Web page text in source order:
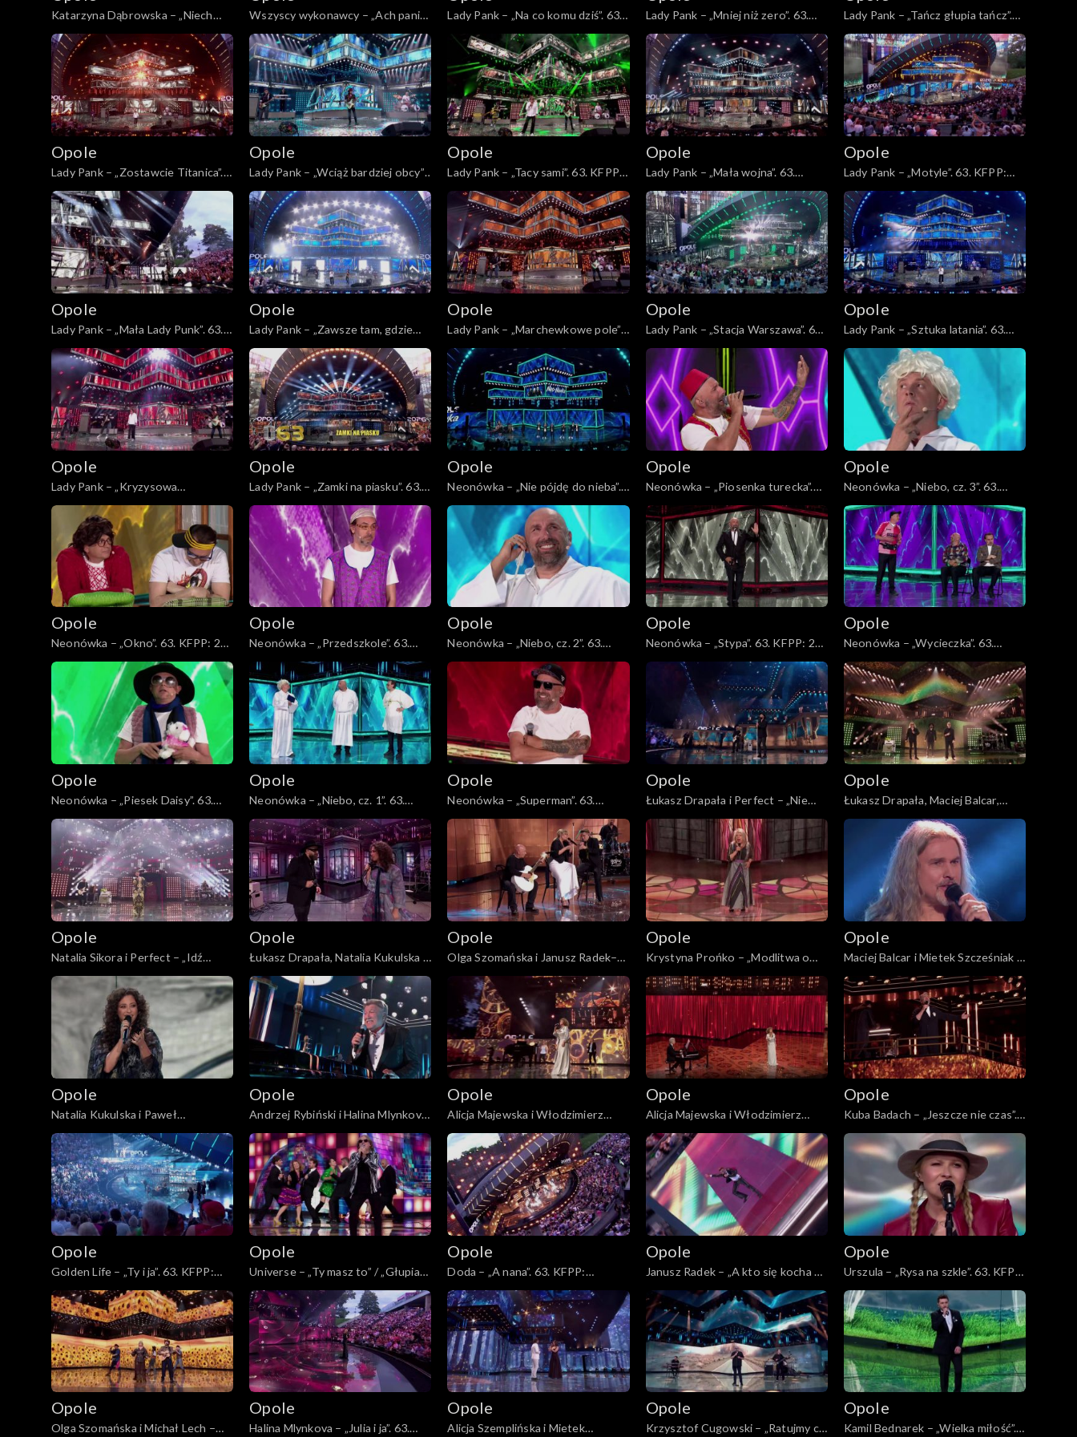
Opole 2009
Opole 2008
Opole 2007
Opole 2006
Opole 2005
Opole 2004
Majewska & Korcz okrągłe 45!
Opolskie archiwum
Opole 2003
Katarzyna Dąbrowska – „Niech
żyje bal”. 63. KFPP: „Kiedy mnie już
nie będzie...”. Koncert w hołdzie
Magdzie Umer i Agnieszce
Osieckiej
Wszyscy wykonawcy – „Ach panie,
panowie”. 63. KFPP: „Kiedy mnie
już nie będzie...”. Koncert w
hołdzie Magdzie Umer i Agnieszce
Osieckiej
Lady Pank – „Na co komu dziś”. 63.
KFPP: Jubileusz 45-lecia zespołu
Lady Pank
Lady Pank – „Mniej niż zero”. 63.
KFPP: Jubileusz 45-lecia zespołu
Lady Pank
Lady Pank – „Tańcz głupia tańcz”.
63. KFPP: Jubileusz 45-lecia
zespołu Lady Pank
Opole
Lady Pank – „Zostawcie Titanica”.
63. KFPP: Jubileusz 45-lecia
zespołu Lady Pank
Opole
Lady Pank – „Wciąż bardziej obcy”.
63. KFPP: Jubileusz 45-lecia
zespołu Lady Pank
Opole
Lady Pank – „Tacy sami”. 63. KFPP:
Jubileusz 45-lecia zespołu Lady
Pank
Opole
Lady Pank – „Mała wojna”. 63.
KFPP: Jubileusz 45-lecia zespołu
Lady Pank
Opole
Lady Pank – „Motyle”. 63. KFPP:
Jubileusz 45-lecia zespołu Lady
Pank
Opole
Lady Pank – „Mała Lady Punk”. 63.
KFPP: Jubileusz 45-lecia zespołu
Lady Pank
Opole
Lady Pank – „Zawsze tam, gdzie
Ty”. 63. KFPP: Jubileusz 45-lecia
zespołu Lady Pank
Opole
Lady Pank – „Marchewkowe pole”.
63. KFPP: Jubileusz 45-lecia
zespołu Lady Pank
Opole
Lady Pank – „Stacja Warszawa”. 63.
KFPP: Jubileusz 45-lecia zespołu
Lady Pank
Opole
Lady Pank – „Sztuka latania”. 63.
KFPP: Jubileusz 45-lecia zespołu
Lady Pank
Opole
Lady Pank – „Kryzysowa
narzeczona”. 63. KFPP: Jubileusz
45-lecia zespołu Lady Pank
Opole
Lady Pank – „Zamki na piasku”. 63.
KFPP: Jubileusz 45-lecia zespołu
Lady Pank
Opole
Neonówka – „Nie pójdę do nieba”.
63. KFPP: 26 lat kabaretu Neo-
Nówka
Opole
Neonówka – „Piosenka turecka”.
63. KFPP: 26 lat kabaretu Neo-
Nówka
Opole
Neonówka – „Niebo, cz. 3”. 63.
KFPP: 26 lat kabaretu Neo-Nówka
Opole
Neonówka – „Okno”. 63. KFPP: 26
lat kabaretu Neo-Nówka
Opole
Neonówka – „Przedszkole”. 63.
KFPP: 26 lat kabaretu Neo-Nówka
Opole
Neonówka – „Niebo, cz. 2”. 63.
KFPP: 26 lat kabaretu Neo-Nówka
Opole
Neonówka – „Stypa”. 63. KFPP: 26
lat kabaretu Neo-Nówka
Opole
Neonówka – „Wycieczka”. 63.
KFPP: 26 lat kabaretu Neo-Nówka
Opole
Neonówka – „Piesek Daisy”. 63.
KFPP: 26 lat kabaretu Neo-Nówka
Opole
Neonówka – „Niebo, cz. 1”. 63.
KFPP: 26 lat kabaretu Neo-Nówka
Opole
Neonówka – „Superman”. 63.
KFPP: 26 lat kabaretu Neo-Nówka
Opole
Łukasz Drapała i Perfect – „Nie
płacz Ewka”. 63. KFPP: Koncert
„Autobiografia. Jubileusz Bogdana
Olewicza”
Opole
Łukasz Drapała, Maciej Balcar,
Kuba Badach i Perfect –
„Autobiografia”. 63. KFPP:
Koncert „Autobiografia. Jubileusz
Bogdana Olewicza”
Opole
Natalia Sikora i Perfect – „Idź
precz”. 63. KFPP: Koncert
„Autobiografia. Jubileusz Bogdana
Olewicza”
Opole
Łukasz Drapała, Natalia Kukulska i
Perfect – „Niewiele ci mogę dać”.
63. KFPP: Koncert „Autobiografia.
Jubileusz Bogdana Olewicza”
Opole
Olga Szomańska i Janusz Radek–
„Kołysanka dla nieznajomej”. 63.
KFPP: Koncert „Autobiografia.
Jubileusz Bogdana Olewicza”
Opole
Krystyna Prońko – „Modlitwa o
miłość prawdziwą”. 63. KFPP:
Koncert „Autobiografia. Jubileusz
Bogdana Olewicza”
Opole
Maciej Balcar i Mietek Szcześniak –
„Niepokonani”. 63. KFPP: Koncert
„Autobiografia. Jubileusz Bogdana
Olewicza”
Opole
Natalia Kukulska i Paweł
Tomaszewski – „Tylko mnie poproś
do tańca”. 63. KFPP: Koncert
„Autobiografia. Jubileusz Bogdana
Olewicza”
Opole
Andrzej Rybiński i Halina Mlynkova
– „Czas relaksu”. 63. KFPP:
Koncert „Autobiografia. Jubileusz
Bogdana Olewicza”
Opole
Alicja Majewska i Włodzimierz
Korcz – „Na przekór wszystkim
będę spać”. 63. KFPP: Koncert
„Autobiografia. Jubileusz Bogdana
Olewicza”
Opole
Alicja Majewska i Włodzimierz
Korcz – „Pamiętam Ciebie z
tamtych lat”. 63. KFPP: Koncert
„Autobiografia. Jubileusz Bogdana
Olewicza”
Opole
Kuba Badach – „Jeszcze nie czas”.
63. KFPP: Koncert „Autobiografia.
Jubileusz Bogdana Olewicza”
Opole
Golden Life – „Ty i ja”. 63. KFPP:
Koncert „Autobiografia. Jubileusz
Bogdana Olewicza”
Opole
Universe – „Ty masz to” / „Głupia
żaba”. 63. KFPP: Koncert
„Autobiografia. Jubileusz Bogdana
Olewicza”
Opole
Doda – „A nana”. 63. KFPP:
Koncert „Autobiografia. Jubileusz
Bogdana Olewicza”
Opole
Janusz Radek – „A kto się kocha w
Tobie”. 63. KFPP: Koncert
„Autobiografia. Jubileusz Bogdana
Olewicza”
Opole
Urszula – „Rysa na szkle”. 63. KFPP:
Koncert „Autobiografia. Jubileusz
Bogdana Olewicza”
Opole
Olga Szomańska i Michał Lech –
Opole
Halina Mlynkova – „Julia i ja”. 63.
Opole
Alicja Szemplińska i Mietek
Opole
Krzysztof Cugowski – „Ratujmy co
Opole
Kamil Bednarek – „Wielka miłość”.